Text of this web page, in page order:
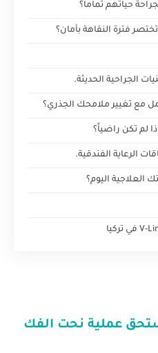
حياتهم تماماً؟
فترة النقاهة بأمان؟
الجراحية الحديثة.
مع تغيير ملامحك الجذري؟
لم تكن راضياً؟
الرعاية الفندقية.
العلاجية اليوم؟
عملية نحت الفك